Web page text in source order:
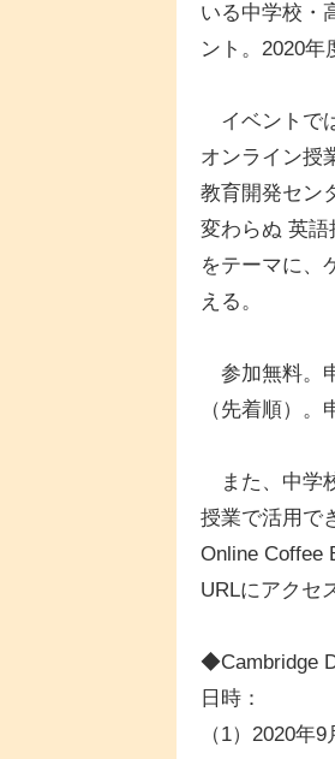
いる中学校・
ント。2020年
イベントで
オンライン授
教育開発セン
変わらぬ 英語
をテーマに、
える。
参加無料。
（先着順）
また、中学
授業で活用で
Online Coffee
URLにアクセ
◆Cambridge
日時：
（1）2020年